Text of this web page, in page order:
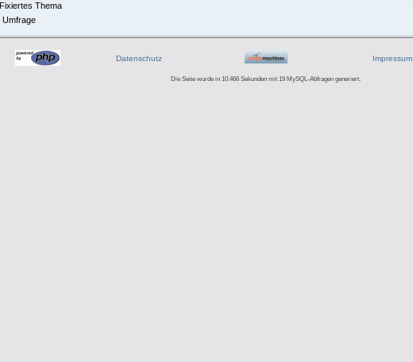
Fixiertes Thema
Umfrage
Datenschutz Impressum
Die Seite wurde in 10.466 Sekunden mit 19 MySQL-Abfragen generiert.